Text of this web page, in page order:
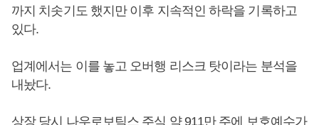
까지 치솟기도 했지만 이후 지속적인 하락을 기록하고
있다.
업계에서는 이를 놓고 오버행 리스크 탓이라는 분석을
내놨다.
상장 당시 나우로보틱스 주식 약 911만 주에 보호예수가